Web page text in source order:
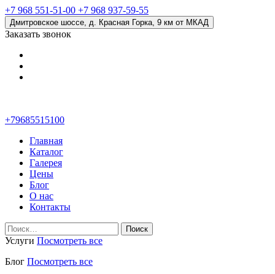
+7 968 551-51-00 +7 968 937-59-55
Дмитровское шоссе, д. Красная Горка, 9 км от МКАД
Заказать звонок
+79685515100
Главная
Каталог
Галерея
Цены
Блог
О нас
Контакты
Найти:
Услуги Посмотреть все
Блог Посмотреть все